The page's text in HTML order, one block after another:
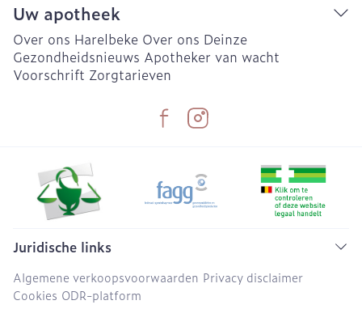
Uw apotheek
Over ons Harelbeke Over ons Deinze
Gezondheidsnieuws Apotheker van wacht
Voorschrift Zorgtarieven
Juridische links
Algemene verkoopsvoorwaarden Privacy disclaimer
Cookies ODR-platform